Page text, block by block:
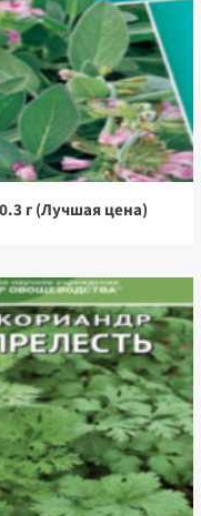
г (Лучшая цена)